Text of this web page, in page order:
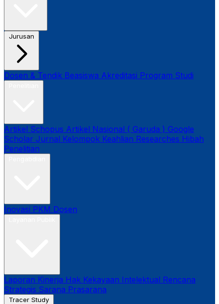
Jurusan
Dosen & Tendik Beasiswa Akreditasi Program Studi
Artikel Schopus Artikel Nasional ( Garuda ) Google
Scholar Jurnal Kelompok Keahlian Researches Hibah
Penelitian
Inovasi PKM Dosen
Laporan Kinerja Hak Kekayaan Intelektual Rencana
Strategis Sarana Prasarana
Tracer Study